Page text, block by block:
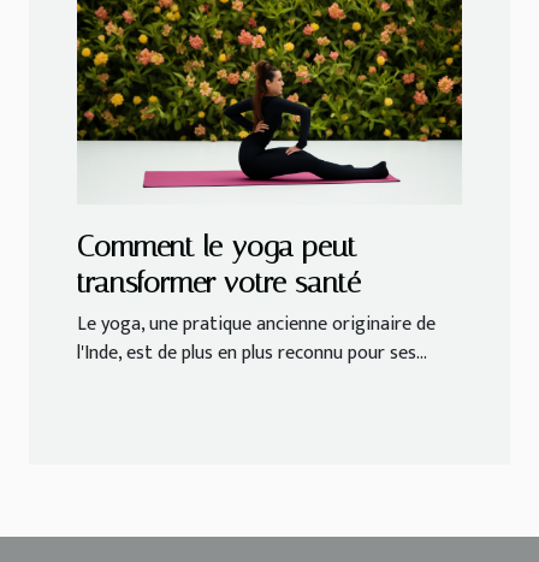
Comment le yoga peut
transformer votre santé
Le yoga, une pratique ancienne originaire de
l'Inde, est de plus en plus reconnu pour ses...